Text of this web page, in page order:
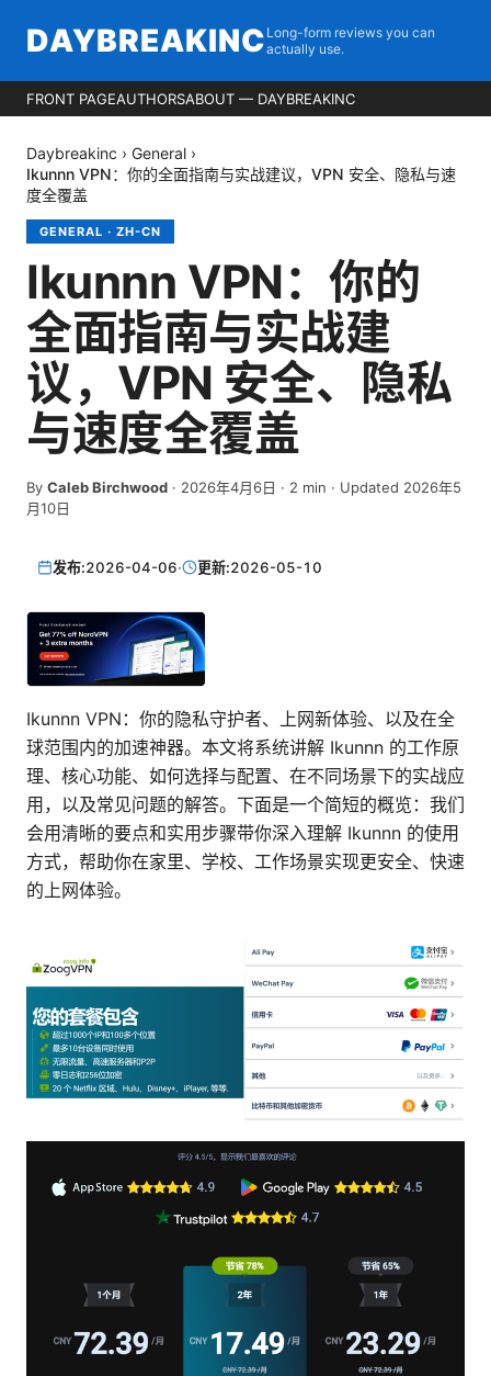
DAYBREAKINC Long-form reviews you can
actually use.
FRONT PAGEAUTHORSABOUT — DAYBREAKINC
Daybreakinc › General ›
Ikunnn VPN：你的全面指南与实战建议，VPN 安全、隐私与速
度全覆盖
GENERAL · ZH-CN
Ikunnn VPN：你的
全面指南与实战建
议，VPN 安全、隐私
与速度全覆盖
By Caleb Birchwood · 2026年4月6日 · 2 min · Updated 2026年5
月10日
发布:2026-04-06· 更新:2026-05-10
Ikunnn VPN：你的隐私守护者、上网新体验、以及在全
球范围内的加速神器。本文将系统讲解 Ikunnn 的工作原
理、核心功能、如何选择与配置、在不同场景下的实战应
用，以及常见问题的解答。下面是一个简短的概览：我们
会用清晰的要点和实用步骤带你深入理解 Ikunnn 的使用
方式，帮助你在家里、学校、工作场景实现更安全、快速
的上网体验。